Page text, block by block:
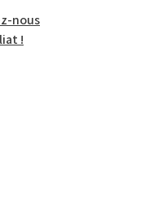
nous
!